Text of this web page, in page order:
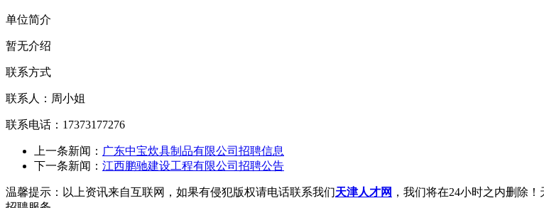
单位简介
暂无介绍
联系方式
联系人：周小姐
联系电话：17373177276
上一条新闻： 广东中宝炊具制品有限公司招聘信息
下一条新闻： 江西鹏驰建设工程有限公司招聘公告
温馨提示：以上资讯来自互联网，如果有侵犯版权请电话联系我们天津人才网 ，我们将在24小时之内删除